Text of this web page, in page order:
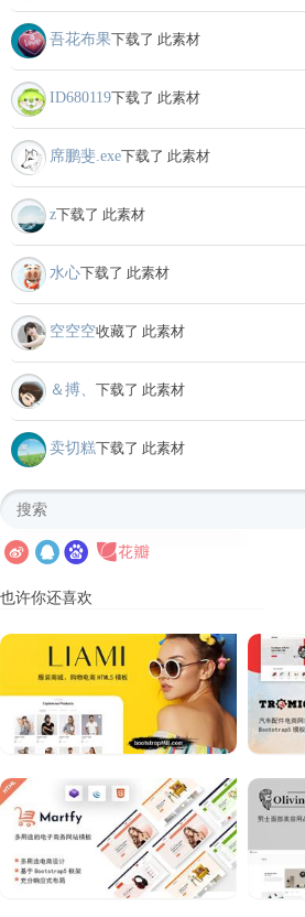
吾花布果下载了 此素材
ID680119下载了 此素材
席鹏斐.exe下载了 此素材
z下载了 此素材
水心下载了 此素材
空空空收藏了 此素材
＆搏、 下载了 此素材
卖切糕下载了 此素材
也许你还喜欢